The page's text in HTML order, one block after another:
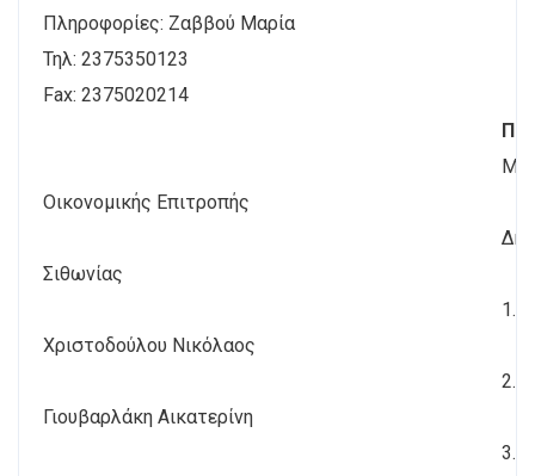
Πληροφορίες: Ζαββού Μαρία
Τηλ: 2375350123
Fax: 2375020214
Οικονομικής Επιτροπής
Σιθωνίας
1.
Χριστοδούλου Νικόλαος
2.
Γιουβαρλάκη Αικατερίνη
3.